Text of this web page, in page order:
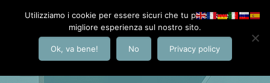
Utilizziamo i cookie per essere sicuri che tu possa avere la
migliore esperienza sul nostro sito.
Ok, va bene! No Privacy policy